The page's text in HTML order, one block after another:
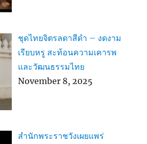
ชุดไทยจิตรลดาสีดำ – งดงาม
เรียบหรู สะท้อนความเคารพ
และวัฒนธรรมไทย
November 8, 2025
สำนักพระราชวังเผยแพร่